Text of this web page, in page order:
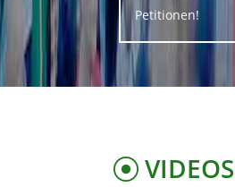
Petitionen!
VIDEOS